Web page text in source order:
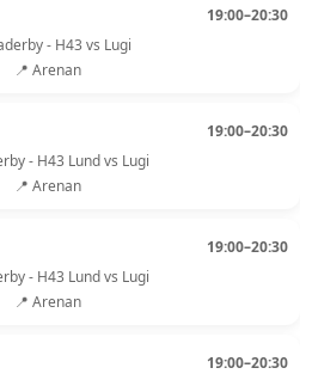
19:00–20:30
- H43 vs Lugi
📍 Arenan
19:00–20:30
- H43 Lund vs Lugi
📍 Arenan
19:00–20:30
- H43 Lund vs Lugi
📍 Arenan
19:00–20:30